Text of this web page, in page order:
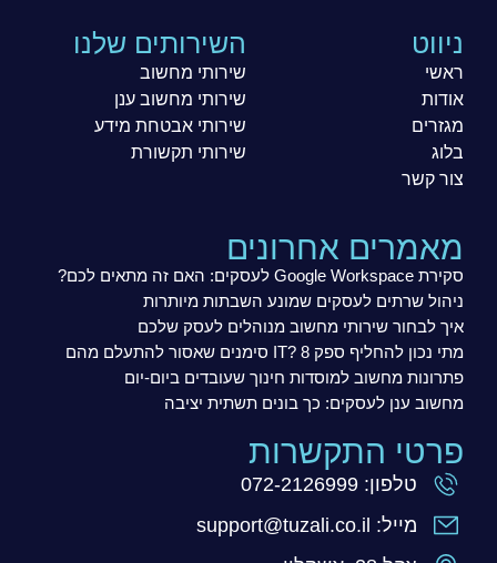
ניווט
ראשי
אודות
מגזרים
בלוג
צור קשר
השירותים שלנו
שירותי מחשוב
שירותי מחשוב ענן
שירותי אבטחת מידע
שירותי תקשורת
מאמרים אחרונים
סקירת Google Workspace לעסקים: האם זה מתאים לכם?
ניהול שרתים לעסקים שמונע השבתות מיותרות
איך לבחור שירותי מחשוב מנוהלים לעסק שלכם
מתי נכון להחליף ספק IT? 8 סימנים שאסור להתעלם מהם
פתרונות מחשוב למוסדות חינוך שעובדים ביום-יום
מחשוב ענן לעסקים: כך בונים תשתית יציבה
פרטי התקשרות
טלפון: 072-2126999
מייל: support@tuzali.co.il